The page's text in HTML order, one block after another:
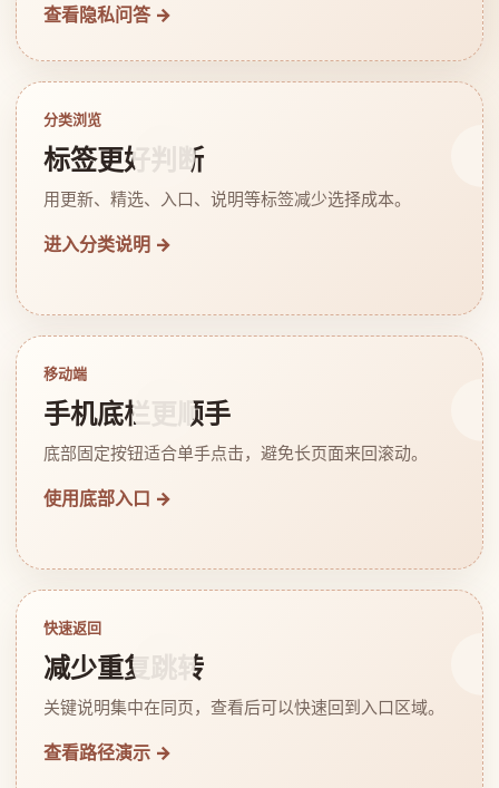
查看隐私问答 →
分类浏览
标签更好判断
用更新、精选、入口、说明等标签减少选择成本。
进入分类说明 →
移动端
手机底栏更顺手
底部固定按钮适合单手点击，避免长页面来回滚动。
使用底部入口 →
快速返回
减少重复跳转
关键说明集中在同页，查看后可以快速回到入口区域。
查看路径演示 →